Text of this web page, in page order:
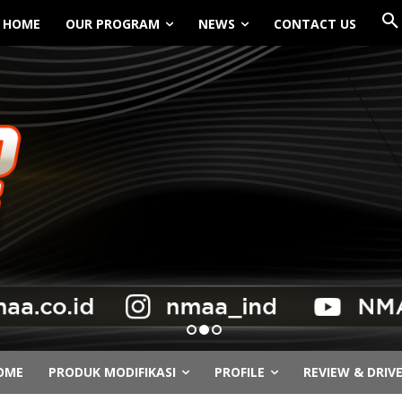
HOME OUR PROGRAM NEWS CONTACT US
PRODUK MODIFIKASI PROFILE REVIEW & DRIVE